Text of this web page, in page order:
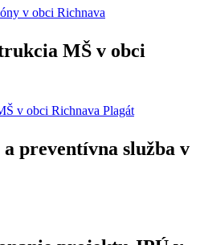
MŠ v obci
preventívna služba v